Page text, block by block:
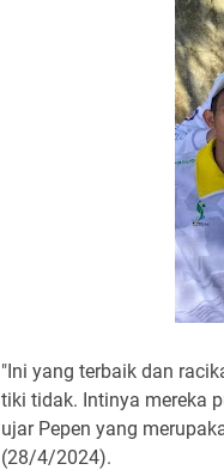
"Ini yang terbaik dan
tiki tidak. Intinya mereka
ujar Pepen yang
(28/4/2024).